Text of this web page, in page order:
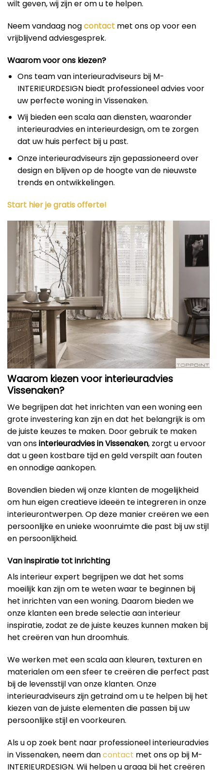
wilt geven, wij zijn er om u te helpen.
Neem vandaag nogcontact met ons op voor een
vrijblijvend adviesgesprek.
Waarom voor ons kiezen?
Ons team van interieuradviseurs bij M-
INTERIEURDESIGN biedt professioneel advies voor
uw perfecte woning in Vissenaken.
Wij bieden een scala aan diensten, waaronder
interieuradvies en interieurdesign, om te zorgen
dat uw huis perfect bij u past.
Onze interieuradviseurs zijn gepassioneerd over
design en blijven op de hoogte van de nieuwste
trends en ontwikkelingen.
Start hier je gratis offerte!
Waarom kiezen voor interieuradvies
Vissenaken?
We begrijpen dat het inrichten van een woning een
grote investering kan zijn en dat het belangrijk is om
de juiste keuzes te maken. Door gebruik te maken
van onsinterieuradvies in Vissenaken, zorgt u ervoor
dat u geen kostbare tijd en geld verspilt aan fouten
en onnodige aankopen.
Bovendien bieden wij onze klanten de mogelijkheid
om hun eigen creatieve ideeën te integreren in onze
interieurontwerpen. Op deze manier creëren we een
persoonlijke en unieke woonruimte die past bij uw stijl
en persoonlijkheid.
Van inspiratie tot inrichting
Als interieur expert begrijpen we dat het soms
moeilijk kan zijn om te weten waar te beginnen bij
het inrichten van een woning. Daarom bieden we
onze klanten een brede selectie aan interieur
inspiratie, zodat ze de juiste keuzes kunnen maken bij
het creëren van hun droomhuis.
We werken met een scala aan kleuren, texturen en
materialen om een ​​sfeer te creëren die perfect past
bij de levensstijl van onze klanten. Onze
interieuradviseurs zijn getraind om u te helpen bij het
kiezen van de juiste elementen die passen bij uw
persoonlijke stijl en voorkeuren.
Als u op zoek bent naar professioneel interieuradvies
in Vissenaken, neem dancontact met ons op bij M-
INTERIEURDESIGN. Wij helpen u graag bij het creëren